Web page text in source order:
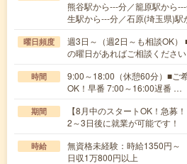
熊谷駅から---分／籠原駅から
生駅から---分／石原(埼玉県)駅
曜日頻度
週3日～（週2日～も相談OK）
の曜日があればご相談ください
時間
9:00～18:00（休憩60分）■ご
OK！早番 7:00～16:00遅番 …
期間
【8月中のスタートOK！急
2～3日後に就業が可能です！
時給
無資格未経験：時給1350円
日収1万800円以上